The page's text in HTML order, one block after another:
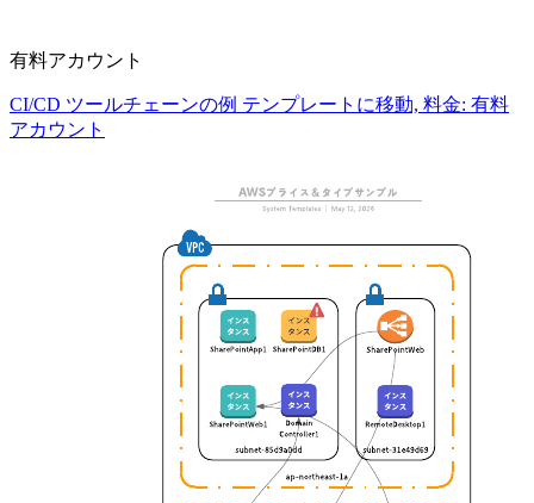
有料アカウント
CI/CD ツールチェーンの例 テンプレートに移動, 料金: 有料
アカウント